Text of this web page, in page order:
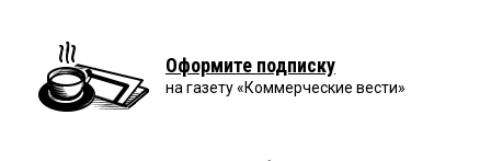
Оформите подписку
на газету «Коммерческие вести»